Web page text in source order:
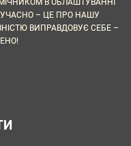
В ОБЛАШТУВАННІ
– ЦЕ ПРО НАШУ
ВИПРАВДОВУЄ СЕБЕ –